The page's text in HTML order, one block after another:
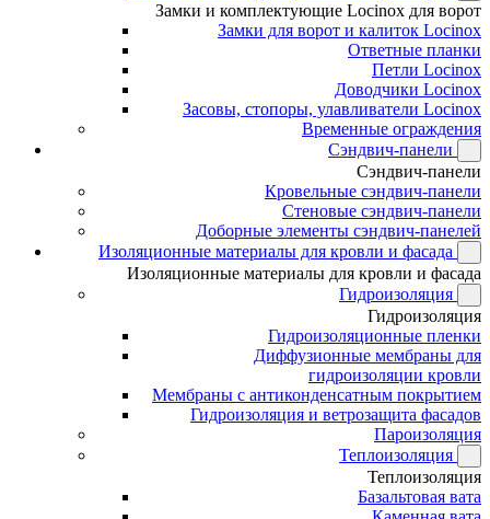
Замки и комплектующие Locinox для ворот
Замки для ворот и калиток Locinox
Ответные планки
Петли Locinox
Доводчики Locinox
Засовы, стопоры, улавливатели Locinox
Временные ограждения
Сэндвич-панели
Сэндвич-панели
Кровельные сэндвич-панели
Стеновые сэндвич-панели
Доборные элементы сэндвич-панелей
Изоляционные материалы для кровли и фасада
Изоляционные материалы для кровли и фасада
Гидроизоляция
Гидроизоляция
Гидроизоляционные пленки
Диффузионные мембраны для
гидроизоляции кровли
Мембраны с антиконденсатным покрытием
Гидроизоляция и ветрозащита фасадов
Пароизоляция
Теплоизоляция
Теплоизоляция
Базальтовая вата